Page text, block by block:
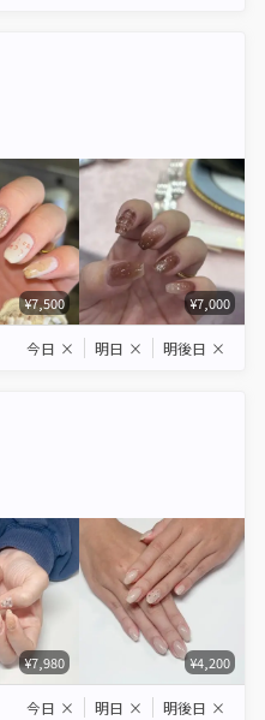
¥7,500 ¥7,000
今日 × 明日 × 明後日 ×
¥7,980 ¥4,200
今日 × 明日 × 明後日 ×